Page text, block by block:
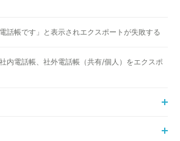
話帳です」と表示されエクスポートが失敗する
内電話帳、社外電話帳（共有/個人）をエクスポ